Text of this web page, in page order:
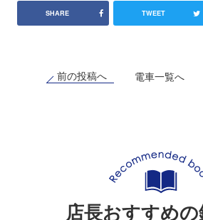
SHARE TWEET
前の投稿へ 電車一覧へ
店長おすすめ